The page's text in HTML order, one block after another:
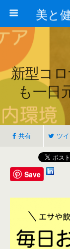
新型コ
も一日
共有 ツ
Save